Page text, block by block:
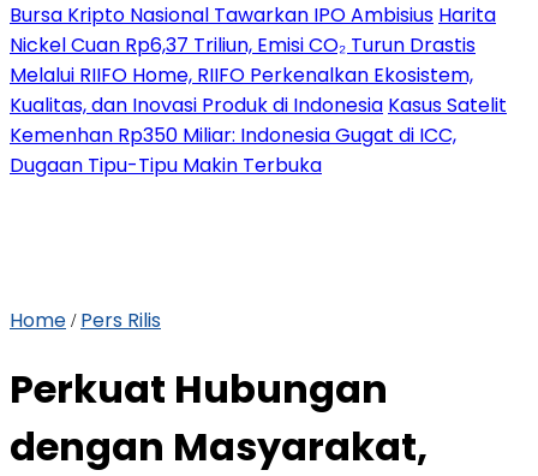
Bursa Kripto Nasional Tawarkan IPO Ambisius Harita
Nickel Cuan Rp6,37 Triliun, Emisi CO₂ Turun Drastis
Melalui RIIFO Home, RIIFO Perkenalkan Ekosistem,
Kualitas, dan Inovasi Produk di Indonesia Kasus Satelit
Kemenhan Rp350 Miliar: Indonesia Gugat di ICC,
Dugaan Tipu-Tipu Makin Terbuka
Home / Pers Rilis
Perkuat Hubungan
dengan Masyarakat,